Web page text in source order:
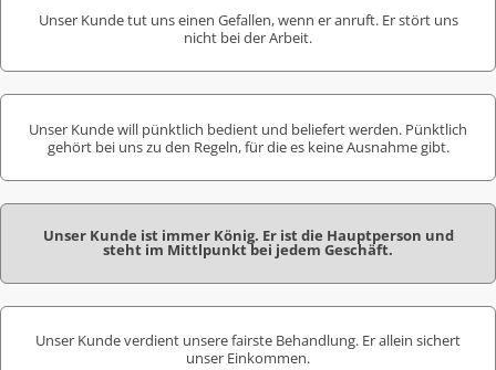
Unser Kunde tut uns einen Gefallen, wenn er anruft. Er stört uns
nicht bei der Arbeit.
Unser Kunde will pünktlich bedient und beliefert werden. Pünktlich
gehört bei uns zu den Regeln, für die es keine Ausnahme gibt.
Unser Kunde ist immer König. Er ist die Hauptperson und
steht im Mittlpunkt bei jedem Geschäft.
Unser Kunde verdient unsere fairste Behandlung. Er allein sichert
unser Einkommen.